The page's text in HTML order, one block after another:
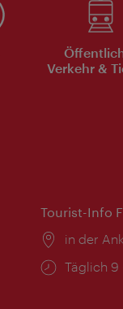
Verkehr &
Tourist-Info
Ort:
in der
Täglich 9